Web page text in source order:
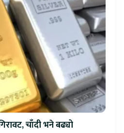
चाँदी भने बढ्यो